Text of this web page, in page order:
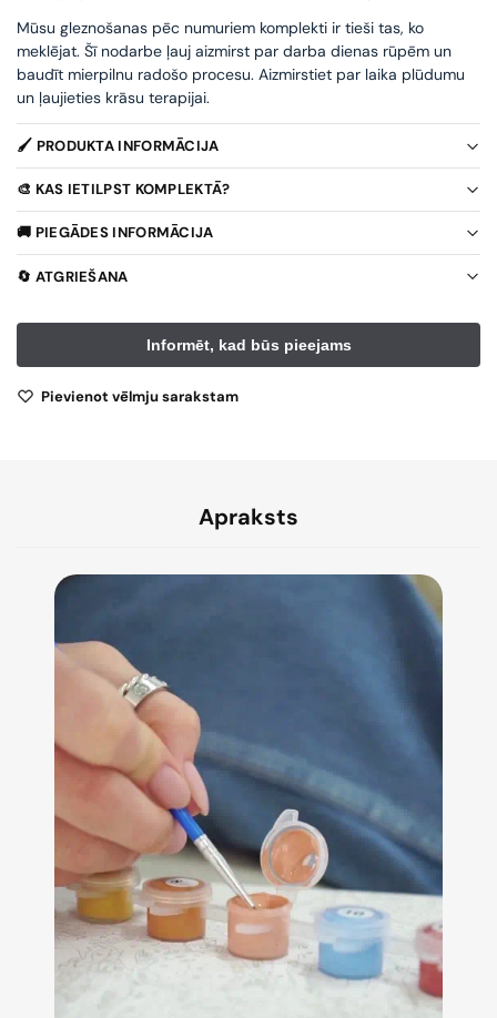
Mūsu gleznošanas pēc numuriem komplekti ir tieši tas, ko
meklējat. Šī nodarbe ļauj aizmirst par darba dienas rūpēm un
baudīt mierpilnu radošo procesu. Aizmirstiet par laika plūdumu
un ļaujieties krāsu terapijai.
🖌️ PRODUKTA INFORMĀCIJA
🎨 KAS IETILPST KOMPLEKTĀ?
🚚 PIEGĀDES INFORMĀCIJA
🔄 ATGRIEŠANA
Pievienot vēlmju sarakstam
Apraksts